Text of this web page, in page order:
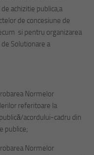
achizitie publica,a
de concesiune de
si pentru organizarea
Solutionare a
Normelor
referitoare la
acordului-cadru din
publice;
Normelor